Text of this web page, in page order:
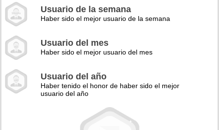
Usuario de la semana
Haber sido el mejor usuario de la semana
Usuario del mes
Haber sido el mejor usuario del mes
Usuario del año
Haber tenido el honor de haber sido el mejor
usuario del año